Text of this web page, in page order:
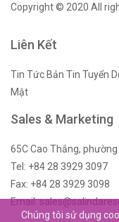
Copyright © 2020 All
Liên Kết
Tin Tức Bản Tin Tuyển
Mật
Sales & Marketing
65C Cao Thắng,
Tel: +84 28 3929 3097
Fax: +84 28 3929 3098
Email:
Chúng tôi sử dụng